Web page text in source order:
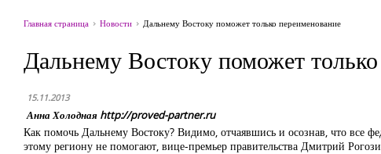
Главная страница Новости Дальнему Востоку поможет только переименование
Дальнему Востоку поможет
15.11.2013
Анна Холодная http://proved-partner.ru
Как помочь Дальнему Востоку? Видимо, отчаявшись и осознав, что все
этому региону не помогают, вице-премьер правительства Дмитрий